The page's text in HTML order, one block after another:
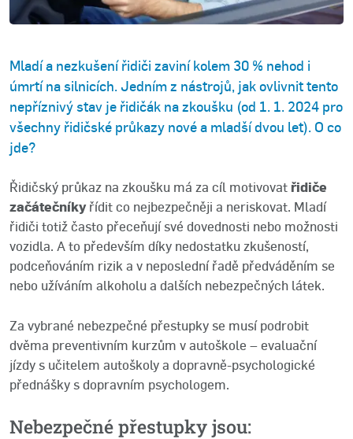
Mladí a nezkušení řidiči zaviní kolem 30 % nehod i
úmrtí na silnicích. Jedním z nástrojů, jak ovlivnit tento
nepříznivý stav je řidičák na zkoušku (od 1. 1. 2024 pro
všechny řidičské průkazy nové a mladší dvou let). O co
jde?
Řidičský průkaz na zkoušku má za cíl motivovat řidiče
začátečníkyřídit co nejbezpečněji a neriskovat. Mladí
řidiči totiž často přeceňují své dovednosti nebo možnosti
vozidla. A to především díky nedostatku zkušeností,
podceňováním rizik a v neposlední řadě předváděním se
nebo užíváním alkoholu a dalších nebezpečných látek.
Za vybrané nebezpečné přestupky se musí podrobit
dvěma preventivním kurzům v autoškole – evaluační
jízdy s učitelem autoškoly a dopravně-psychologické
přednášky s dopravním psychologem.
Nebezpečné přestupky jsou: